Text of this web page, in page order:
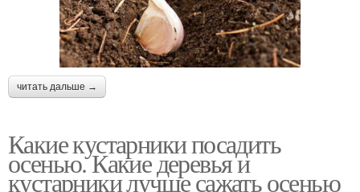
читать дальше →
Какие кустарники посадить
осенью. Какие деревья и
кустарники лучше сажать осенью